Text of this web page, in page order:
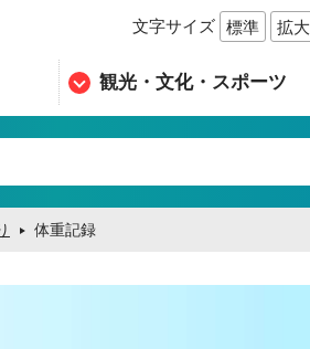
文字サイズ 標準 拡大
観光・文化・スポーツ
体重記録